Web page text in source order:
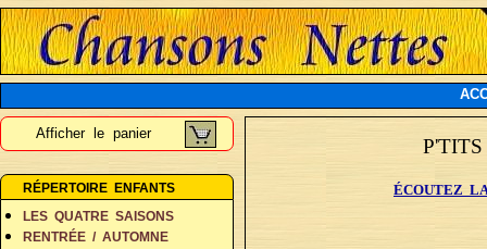
Afficher le panier
RÉPERTOIRE ENFANTS
LES QUATRE SAISONS
RENTRÉE / AUTOMNE
ÉCOUTEZ